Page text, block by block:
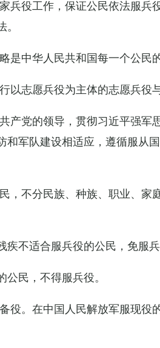
兵役工作，保证公民依法服
是中华人民共和国每一个公民
以志愿兵役为主体的志愿兵役
产党的领导，贯彻习近平强
和军队建设相适应，遵循服从
，不分民族、种族、职业、
不适合服兵役的公民，免服兵
民，不得服兵役。
役。在中国人民解放军服现役